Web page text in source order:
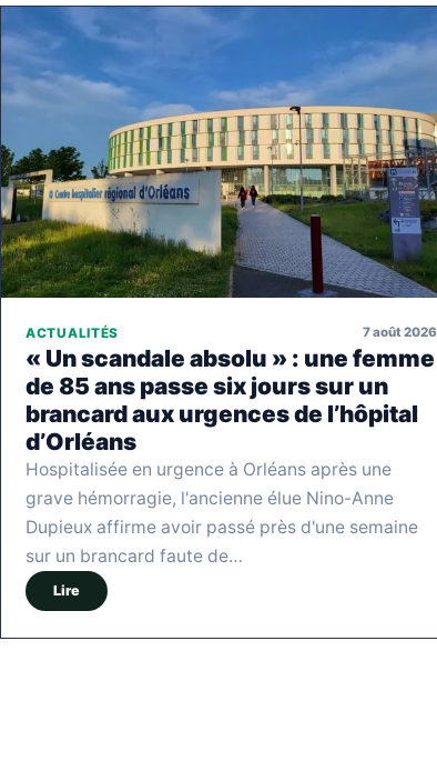
ACTUALITÉS 7 août 2026
« Un scandale absolu » : une femme
de 85 ans passe six jours sur un
brancard aux urgences de l’hôpital
d’Orléans
Hospitalisée en urgence à Orléans après une
grave hémorragie, l'ancienne élue Nino-Anne
Dupieux affirme avoir passé près d'une semaine
sur un brancard faute de…
Lire